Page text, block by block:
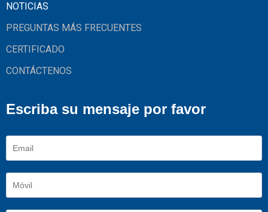
NOTICIAS
PREGUNTAS MÁS FRECUENTES
CERTIFICADO
CONTÁCTENOS
Escriba su mensaje por favor